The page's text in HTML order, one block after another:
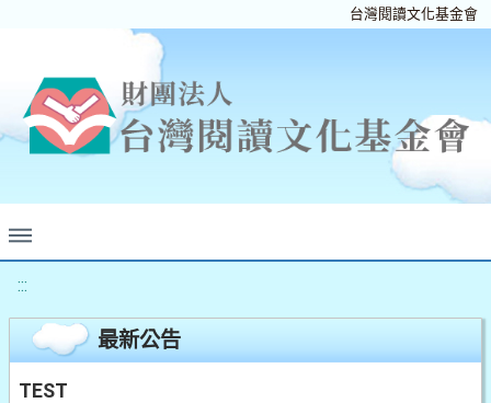
台灣閱讀文化基金會
:::
最新公告
TEST